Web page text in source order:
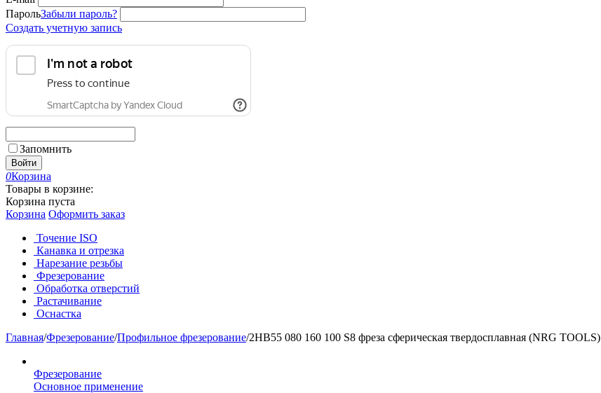
ПарольЗабыли пароль?
Создать учетную запись
Запомнить
Войти
0Корзина
Товары в корзине:
Корзина пуста
Корзина Оформить заказ
Точение ISO
Канавка и отрезка
Нарезание резьбы
Фрезерование
Обработка отверстий
Растачивание
Оснастка
Главная/Фрезерование/Профильное фрезерование/2HB55 080 160 100 S8 фреза сферическая твердосплавная (NRG TOOLS)
Фрезерование
Основное применение